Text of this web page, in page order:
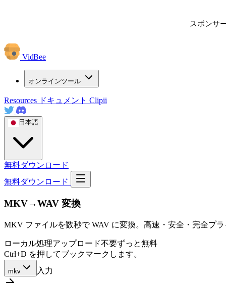
スポンサ
VidBee
オンラインツール
Resources ドキュメント Clipii
日本語
無料ダウンロード
無料ダウンロード
MKV→WAV 変換
MKV ファイルを数秒で WAV に変換。高速・安全・完全プ
ローカル処理アップロード不要ずっと無料
Ctrl+D を押してブックマークします。
mkv 入力